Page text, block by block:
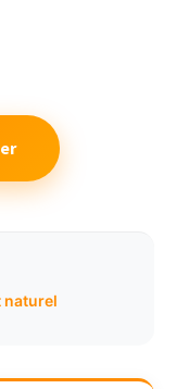
naturel